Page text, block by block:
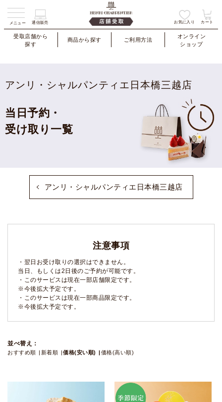
メニュー 通信販売 お気に入り カート
受取店舗から
探す
商品から探す ご利用方法
オンライン
ショップ
アンリ・シャルパンティエ日本橋三越店
当日予約・
受け取り一覧
アンリ・シャルパンティエ日本橋三越店
注意事項
・翌日お受け取りの選択はできません。
当日、もしくは2日後のご予約が可能です。
・このサービスは現在一部店舗限定です。
※今後拡大予定です。
・このサービスは現在一部商品限定です。
※今後拡大予定です。
並べ替え：
おすすめ順 新着順 価格(安い順) 価格(高い順)